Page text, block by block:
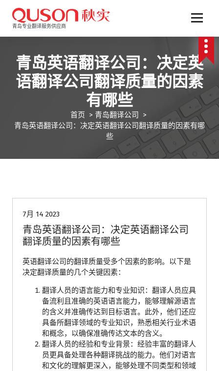
文
青岛专业翻译服务供应商
青岛英语翻译公司：决定英
语翻译公司翻译质量的因素
有哪些
首页 > 青岛翻译公司
>
青岛英语翻译公司：决定英语翻译公司翻译质量的因素有哪
些
7月 14 2023
青岛英语翻译公司：决定英语翻译公司
翻译质量的因素有哪些
英语翻译公司的翻译质量受多个因素的影响。以下是
决定翻译质量的几个关键因素：
翻译人员的语言能力和专业知识：翻译人员应具
备流利且准确的英语语言能力，能够理解源语言
的含义并准确传达到目标语言。此外，他们还应
具备所翻译领域的专业知识，熟悉相关行业术语
和概念，以确保准确传达文本的含义。
翻译人员的经验和专业背景：经验丰富的翻译人
员更具备处理各种翻译挑战的能力。他们对语言
和文化的理解更深入，能够处理不同类型和领域